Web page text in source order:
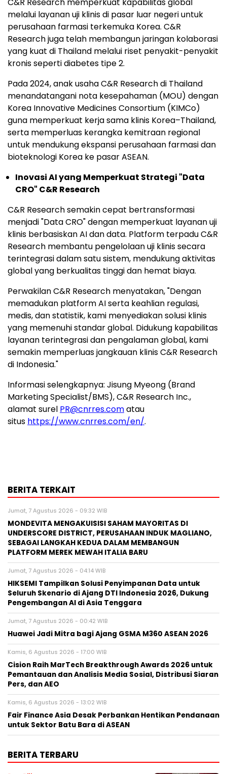
melalui layanan uji klinis di pasar luar negeri untuk
perusahaan farmasi terkemuka Korea. C&R
Research juga telah membangun jaringan kolaborasi
yang kuat di Thailand melalui riset penyakit-penyakit
kronis seperti diabetes tipe 2.
Pada 2024, anak usaha C&R Researchdi Thailand
menandatangani nota kesepahaman (MOU) dengan
Korea Innovative Medicines Consortium (KIMCo)
guna memperkuat kerja sama klinis Korea–Thailand,
serta memperluas kerangka kemitraan regional
untuk mendukung ekspansi perusahaan farmasi dan
bioteknologi Korea ke pasar ASEAN.
Inovasi AI yang Memperkuat Strategi "Data
CRO" C&R Research
C&R Research semakin cepat bertransformasi
menjadi "Data CRO" dengan memperkuat layanan uji
klinis berbasiskan AI dan data. Platform terpadu C&R
Research membantu pengelolaan uji klinis secara
terintegrasi dalam satu sistem, mendukung aktivitas
global yang berkualitas tinggi dan hemat biaya.
Perwakilan C&R Research menyatakan, "Dengan
memadukan platform AI serta keahlian regulasi,
medis, dan statistik, kami menyediakan solusi klinis
yang memenuhi standar global. Didukung kapabilitas
layanan terintegrasi dan pengalaman global, kami
semakin memperluas jangkauan klinis C&R Research
di Indonesia."
Informasi selengkapnya: Jisung Myeong (Brand
Marketing Specialist/BMS), C&R Research Inc.,
alamat surel PR@cnrres.comatau
situs https://www.cnrres.com/en/.
BERITA TERKAIT
Jumat, 7 Agustus 2026 - 09:32 WIB
MONDEVITA MENGAKUISISI SAHAM MAYORITAS DI
UNDERSCORE DISTRICT, PERUSAHAAN INDUK MAGLIANO,
SEBAGAI LANGKAH KEDUA DALAM MEMBANGUN
PLATFORM MEREK MEWAH ITALIA BARU
Jumat, 7 Agustus 2026 - 04:14 WIB
HIKSEMI Tampilkan Solusi Penyimpanan Data untuk
Seluruh Skenario di Ajang DTI Indonesia 2026, Dukung
Pengembangan AI di Asia Tenggara
Jumat, 7 Agustus 2026 - 00:42 WIB
Huawei Jadi Mitra bagi Ajang GSMA M360 ASEAN 2026
Kamis, 6 Agustus 2026 - 17:00 WIB
Cision Raih MarTech Breakthrough Awards 2026 untuk
Pemantauan dan Analisis Media Sosial, Distribusi Siaran
Pers, dan AEO
Kamis, 6 Agustus 2026 - 13:02 WIB
Fair Finance Asia Desak Perbankan Hentikan Pendanaan
untuk Sektor Batu Bara di ASEAN
BERITA TERBARU